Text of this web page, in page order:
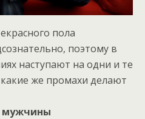
пола
поэтому в
наступают на одни и те
же промахи делают
мужчины